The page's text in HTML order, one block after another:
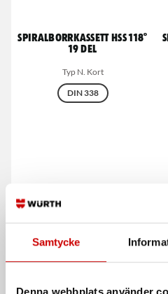
Samtycke
Denna webbplats använder
Spiralborrkassett HSS 118°
19 del
Typ N. Kort
DIN 338
Spiralborr MFD Speed